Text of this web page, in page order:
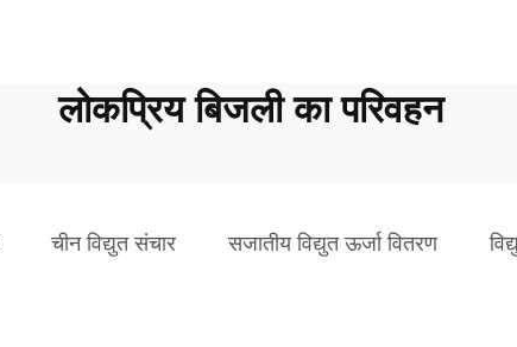
लोकप्रिय बिजली का परिवहन
चीन विद्युत संचार सजातीय विद्युत ऊर्जा वितरण